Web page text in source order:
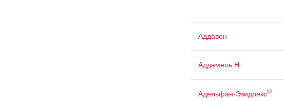
Аддавен
Аддамель Н
Адельфан-Эзидрекс®